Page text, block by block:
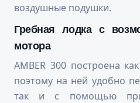
воздушные подушки.
Гребная лодка с
мотора
AMBER 300 построена
поэтому на ней удобно
так и с помощью